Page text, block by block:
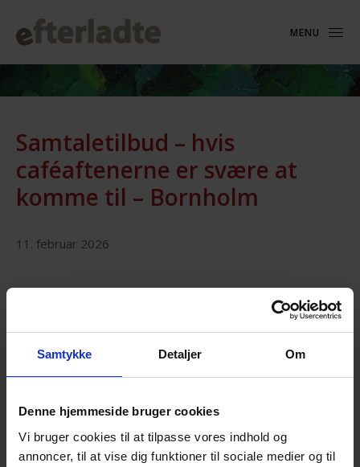
Samtykke Detaljer Om
Denne hjemmeside bruger cookies
Vi bruger cookies til at tilpasse vores indhold og
annoncer, til at vise dig funktioner til sociale medier og til
MENU
Samtaletilbud – hvis
caféaftenerne er svære at
komme til – Bornholm
11. februar 2026